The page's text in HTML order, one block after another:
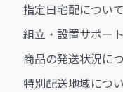
指定日宅配について
組立・設置サポー
商品の発送状況に
特別配送地域につ